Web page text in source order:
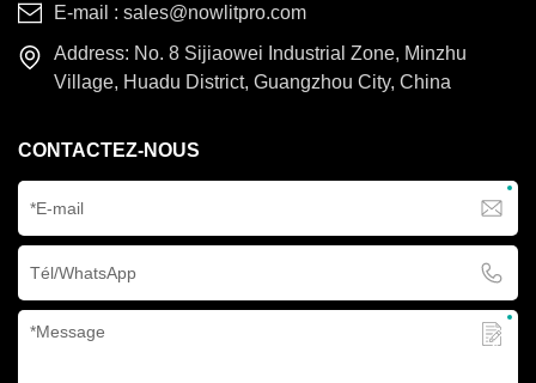
E-mail :sales@nowlitpro.com
Address: No. 8 Sijiaowei Industrial Zone, Minzhu
Village, Huadu District, Guangzhou City, China
CONTACTEZ-NOUS